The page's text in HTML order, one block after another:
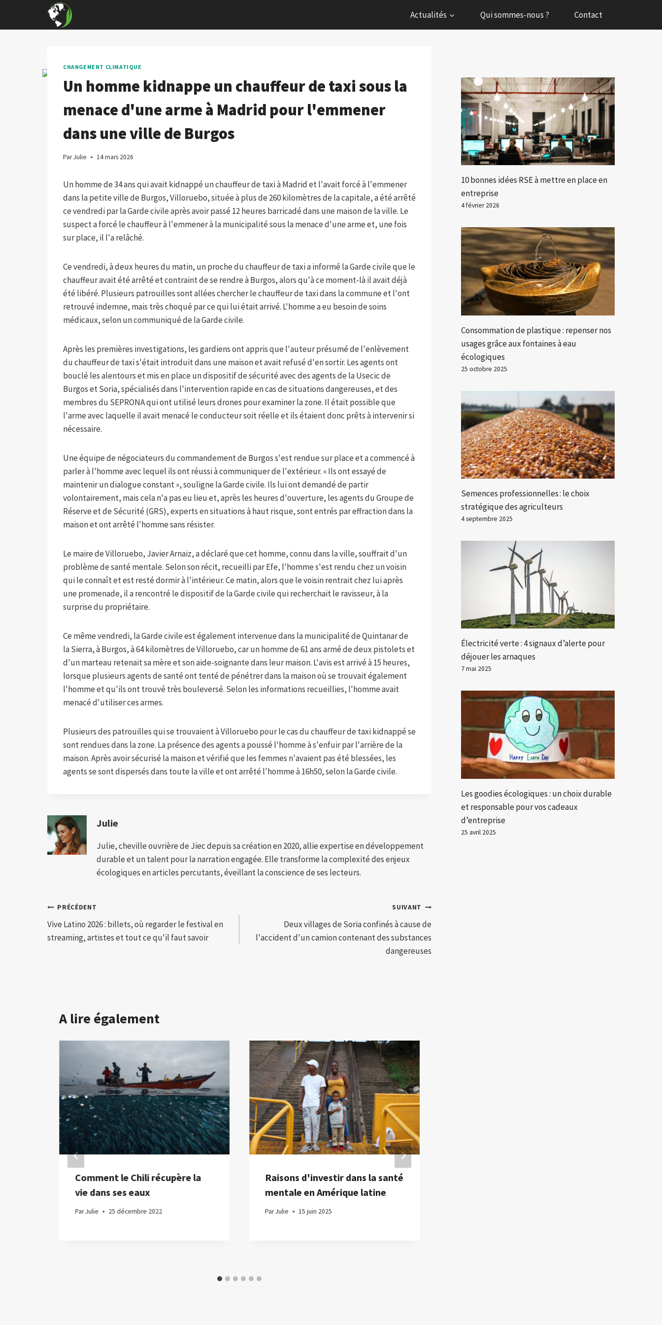
content
Actualités Qui sommes-nous ? Contact
CHANGEMENT CLIMATIQUE
Un homme kidnappe un chauffeur de taxi sous la
menace d'une arme à Madrid pour l'emmener
dans une ville de Burgos
ParJulie 14 mars 2026
Un homme de 34 ans qui avait kidnappé un chauffeur de taxi à Madrid et l'avait forcé à l'emmener
dans la petite ville de Burgos, Villoruebo, située à plus de 260 kilomètres de la capitale, a été arrêté
ce vendredi par la Garde civile après avoir passé 12 heures barricadé dans une maison de la ville. Le
suspect a forcé le chauffeur à l'emmener à la municipalité sous la menace d'une arme et, une fois
sur place, il l'a relâché.
Ce vendredi, à deux heures du matin, un proche du chauffeur de taxi a informé la Garde civile que le
chauffeur avait été arrêté et contraint de se rendre à Burgos, alors qu'à ce moment-là il avait déjà
été libéré. Plusieurs patrouilles sont allées chercher le chauffeur de taxi dans la commune et l'ont
retrouvé indemne, mais très choqué par ce qui lui était arrivé. L'homme a eu besoin de soins
médicaux, selon un communiqué de la Garde civile.
Après les premières investigations, les gardiens ont appris que l'auteur présumé de l'enlèvement
du chauffeur de taxi s'était introduit dans une maison et avait refusé d'en sortir. Les agents ont
bouclé les alentours et mis en place un dispositif de sécurité avec des agents de la Usecic de
Burgos et Soria, spécialisés dans l'intervention rapide en cas de situations dangereuses, et des
membres du SEPRONA qui ont utilisé leurs drones pour examiner la zone. Il était possible que
l'arme avec laquelle il avait menacé le conducteur soit réelle et ils étaient donc prêts à intervenir si
nécessaire.
Une équipe de négociateurs du commandement de Burgos s'est rendue sur place et a commencé à
parler à l'homme avec lequel ils ont réussi à communiquer de l'extérieur. « Ils ont essayé de
maintenir un dialogue constant », souligne la Garde civile. Ils lui ont demandé de partir
volontairement, mais cela n'a pas eu lieu et, après les heures d'ouverture, les agents du Groupe de
Réserve et de Sécurité (GRS), experts en situations à haut risque, sont entrés par effraction dans la
maison et ont arrêté l'homme sans résister.
Le maire de Villoruebo, Javier Arnaiz, a déclaré que cet homme, connu dans la ville, souffrait d'un
problème de santé mentale. Selon son récit, recueilli par Efe, l'homme s'est rendu chez un voisin
qui le connaît et est resté dormir à l'intérieur. Ce matin, alors que le voisin rentrait chez lui après
une promenade, il a rencontré le dispositif de la Garde civile qui recherchait le ravisseur, à la
surprise du propriétaire.
Ce même vendredi, la Garde civile est également intervenue dans la municipalité de Quintanar de
la Sierra, à Burgos, à 64 kilomètres de Villoruebo, car un homme de 61 ans armé de deux pistolets et
d'un marteau retenait sa mère et son aide-soignante dans leur maison. L'avis est arrivé à 15 heures,
lorsque plusieurs agents de santé ont tenté de pénétrer dans la maison où se trouvait également
l'homme et qu'ils ont trouvé très bouleversé. Selon les informations recueillies, l'homme avait
menacé d'utiliser ces armes.
Plusieurs des patrouilles qui se trouvaient à Villoruebo pour le cas du chauffeur de taxi kidnappé se
sont rendues dans la zone. La présence des agents a poussé l'homme à s'enfuir par l'arrière de la
maison. Après avoir sécurisé la maison et vérifié que les femmes n'avaient pas été blessées, les
agents se sont dispersés dans toute la ville et ont arrêté l'homme à 16h50, selon la Garde civile.
Julie
Julie, cheville ouvrière de Jiec depuis sa création en 2020, allie expertise en développement
durable et un talent pour la narration engagée. Elle transforme la complexité des enjeux
écologiques en articles percutants, éveillant la conscience de ses lecteurs.
Navigation
de
PRÉCÉDENT
Vive Latino 2026 : billets, où regarder le festival en
streaming, artistes et tout ce qu'il faut savoir
SUIVANT
Deux villages de Soria confinés à cause de
l'accident d'un camion contenant des substances
dangereuses
A lire également
Comment le Chili récupère la
vie dans ses eaux
ParJulie 25 décembre 2022
Raisons d'investir dans la santé
mentale en Amérique latine
ParJulie 15 juin 2025
10 bonnes idées RSE à mettre en place en
entreprise
4 février 2026
Consommation de plastique : repenser nos
usages grâce aux fontaines à eau
écologiques
25 octobre 2025
Semences professionnelles : le choix
stratégique des agriculteurs
4 septembre 2025
Électricité verte : 4 signaux d’alerte pour
déjouer les arnaques
7 mai 2025
Les goodies écologiques : un choix durable
et responsable pour vos cadeaux
d’entreprise
25 avril 2025